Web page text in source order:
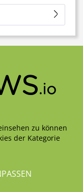
zu können
der Kategorie